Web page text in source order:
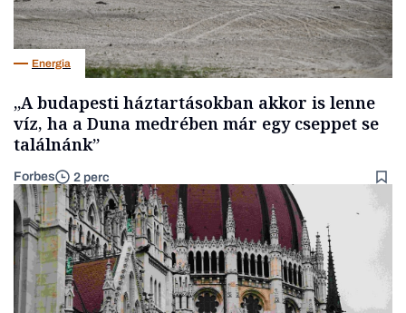
Energia
„A budapesti háztartásokban akkor is lenne
víz, ha a Duna medrében már egy cseppet se
találnánk”
Forbes 2 perc